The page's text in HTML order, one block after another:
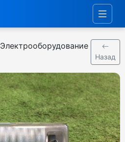
Электрооборудование
Назад